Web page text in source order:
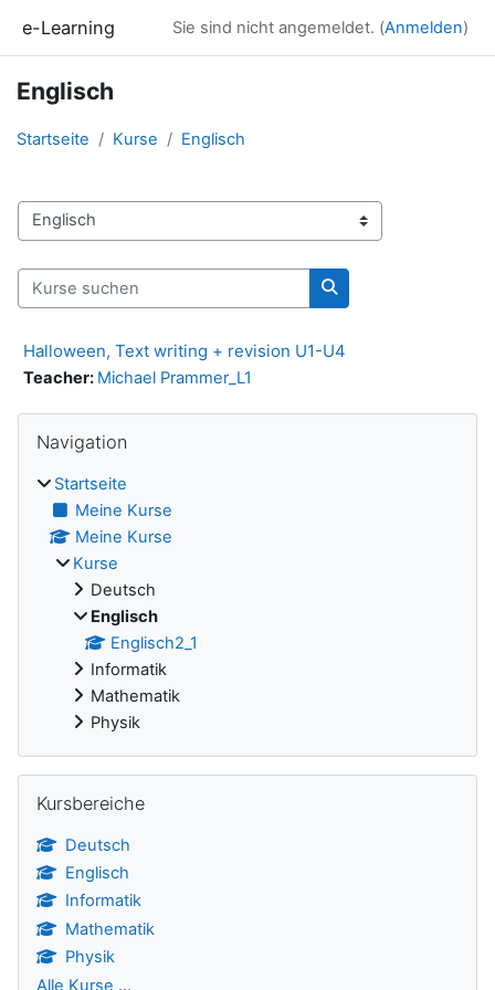
e-Learning Sie sind nicht angemeldet. (Anmelden)
Englisch
Startseite Kurse Englisch
Kursbereiche
Kurse suchen
Kurse suchen
Halloween, Text writing + revision U1-U4
Teacher: Michael Prammer_L1
Blöcke
Navigation
Startseite
Meine Kurse
Meine Kurse
Kurse
Deutsch
Englisch
Englisch2_1
Informatik
Mathematik
Physik
Kursbereiche
Deutsch
Englisch
Informatik
Mathematik
Physik
Alle Kurse ...